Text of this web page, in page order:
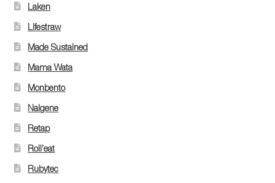
Laken
Lifestraw
Made Sustained
Mama Wata
Monbento
Nalgene
Retap
Roll’eat
Rubytec